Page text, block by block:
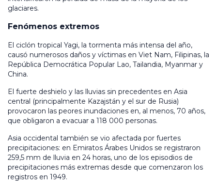
glaciares.
Fenómenos extremos
El ciclón tropical Yagi, la tormenta más intensa del año,
causó numerosos daños y víctimas en Viet Nam, Filipinas, la
República Democrática Popular Lao, Tailandia, Myanmar y
China.
El fuerte deshielo y las lluvias sin precedentes en Asia
central (principalmente Kazajstán y el sur de Rusia)
provocaron las peores inundaciones en, al menos, 70 años,
que obligaron a evacuar a 118 000 personas.
Asia occidental también se vio afectada por fuertes
precipitaciones: en Emiratos Árabes Unidos se registraron
259,5 mm de lluvia en 24 horas, uno de los episodios de
precipitaciones más extremas desde que comenzaron los
registros en 1949.